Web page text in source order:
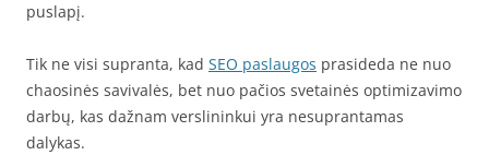
puslapį.
Tik ne visi supranta, kad SEO paslaugos prasideda ne nuo
chaosinės savivalės, bet nuo pačios svetainės optimizavimo
darbų, kas dažnam verslininkui yra nesuprantamas
dalykas.